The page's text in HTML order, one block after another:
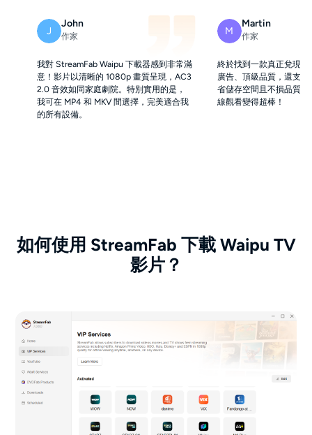
J
John
作家
我對 StreamFab Waipu 下載器感到非常滿
意！影片以清晰的 1080p 畫質呈現，AC3
2.0 音效如同家庭劇院。特別實用的是，
我可在 MP4 和 MKV 間選擇，完美適合我
的所有設備。
M
Martin
作家
終於找到一款真正兌現承
廣告、頂級品質，還支
省儲存空間且不損品質
線觀看變得超棒！
如何使用 StreamFab 下載 Waipu TV
影片？